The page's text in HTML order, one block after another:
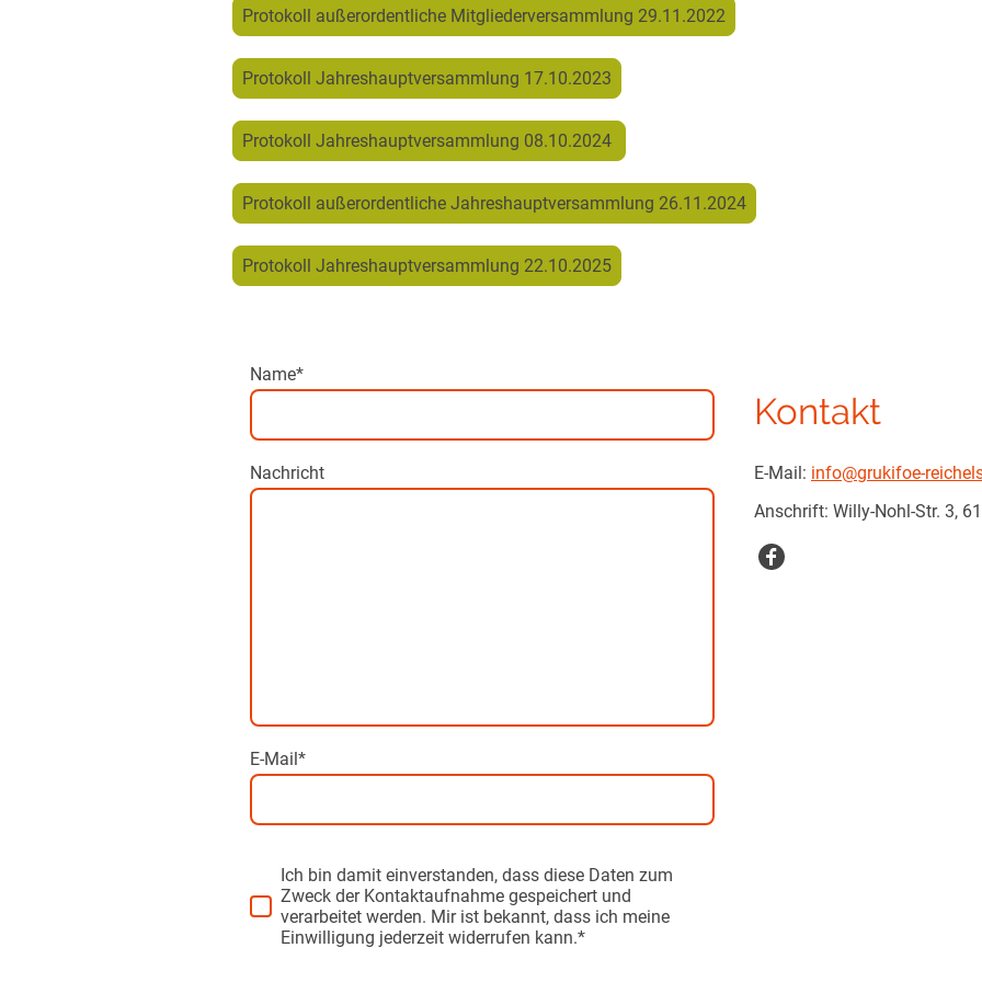
Protokoll außerordentliche Mitgliederversammlung 29.11.2022
Protokoll Jahreshauptversammlung 17.10.2023
Protokoll Jahreshauptversammlung 08.10.2024
Protokoll außerordentliche Jahreshauptversammlung 26.11.2024
Protokoll Jahreshauptversammlung 22.10.2025
Name*
Nachricht
E-Mail *
Ich bin damit einverstanden, dass diese Daten zum
Zweck der Kontaktaufnahme gespeichert und
verarbeitet werden. Mir ist bekannt, dass ich meine
Einwilligung jederzeit widerrufen kann.*
Kontakt
E-Mail: info@grukifoe-
Anschrift: Willy-Nohl-Str. 3,